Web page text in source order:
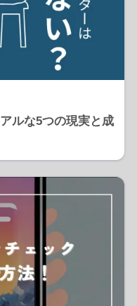
ルな5つの現実と成